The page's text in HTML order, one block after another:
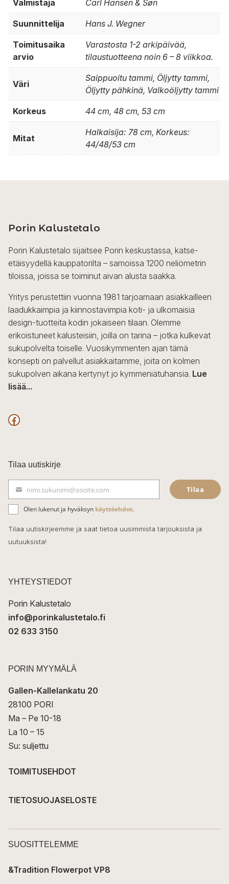
Valmistaja Carl Hansen & Søn
Suunnittelija Hans J. Wegner
Toimitusaika
arvio
Varastosta 1-2 arkipäivää,
tilaustuotteena noin 6 – 8 viikkoa.
Väri
Saippuoitu tammi, Öljytty tammi,
Öljytty pähkinä, Valkoöljytty tammi
Korkeus 44 cm, 48 cm, 53 cm
Mitat
Halkaisija: 78 cm, Korkeus:
44/48/53 cm
Porin Kalustetalo
Porin Kalustetalo sijaitsee Porin keskustassa, katse-
etäisyydellä kauppatorilta – samoissa 1200 neliömetrin
tiloissa, joissa se toiminut aivan alusta saakka.
Yritys perustettiin vuonna 1981 tarjoamaan asiakkailleen
laadukkaimpia ja kiinnostavimpia koti- ja ulkomaisia
design-tuotteita kodin jokaiseen tilaan. Olemme
erikoistuneet kalusteisiin, joilla on tarina – jotka kulkevat
sukupolvelta toiselle. Vuosikymmenten ajan tämä
konsepti on palvellut asiakkaitamme, joita on kolmen
sukupolven aikana kertynyt jo kymmeniätuhansia. Lue
lisää...
F
c
e
b
o
o
k
Tilaa uutiskirje
ä
h
k
t
nimi.sukunimi@osoite.com Tilaa
Olen lukenut ja hyväksyn käyttöehdot.
Tilaa uutiskirjeemme ja saat tietoa uusimmista tarjouksista ja
uutuuksista!
YHTEYSTIEDOT
Porin Kalustetalo
info@porinkalustetalo.fi
02 633 3150
PORIN MYYMÄLÄ
Gallen-Kallelankatu 20
28100 PORI
Ma – Pe 10-18
La 10 – 15
Su: suljettu
TOIMITUSEHDOT
TIETOSUOJASELOSTE
SUOSITTELEMME
&Tradition Flowerpot VP8